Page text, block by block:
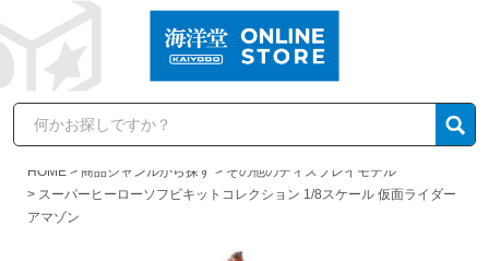
HOME 商品ジャンルから探す
その他のディスプレイモデル
スーパーヒーローソフビキットコレクション 1/8スケール 仮面ライダー
アマゾン